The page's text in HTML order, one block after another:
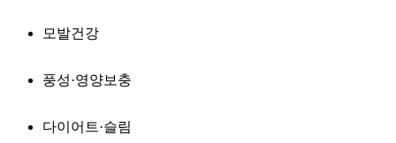
모발건강
풍성·영양보충
다이어트·슬림